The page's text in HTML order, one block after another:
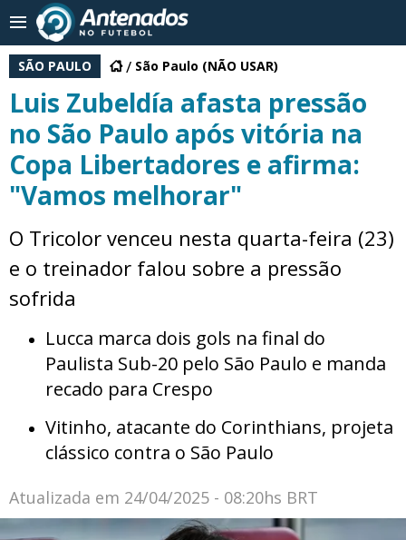
SÃO PAULO São Paulo (NÃO USAR)
Luis Zubeldía afasta pressão
no São Paulo após vitória na
Copa Libertadores e afirma:
"Vamos melhorar"
O Tricolor venceu nesta quarta-feira (23)
e o treinador falou sobre a pressão
sofrida
Lucca marca dois gols na final do
Paulista Sub-20 pelo São Paulo e manda
recado para Crespo
Vitinho, atacante do Corinthians, projeta
clássico contra o São Paulo
Atualizada em 24/04/2025 - 08:20hs BRT